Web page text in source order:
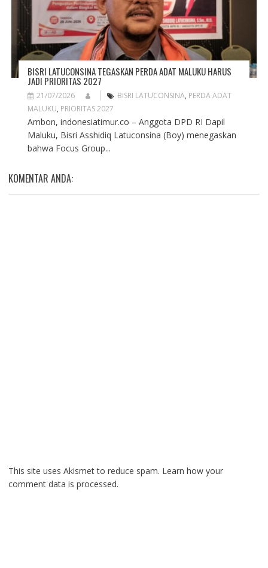
BISRI LATUCONSINA TEGASKAN PERDA ADAT MALUKU HARUS
JADI PRIORITAS 2027
21/07/2026 BISRI LATUCONSINA, PERDA ADAT
MALUKU, PRIORITAS 2027
Ambon, indonesiatimur.co – Anggota DPD RI Dapil
Maluku, Bisri Asshidiq Latuconsina (Boy) menegaskan
bahwa Focus Group...
KOMENTAR ANDA:
This site uses Akismet to reduce spam. Learn how your
comment data is processed.